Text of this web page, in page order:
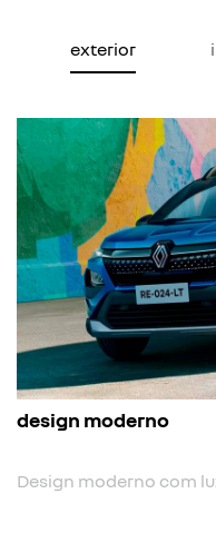
exterior
traseiras.
nova cor
Nova cor